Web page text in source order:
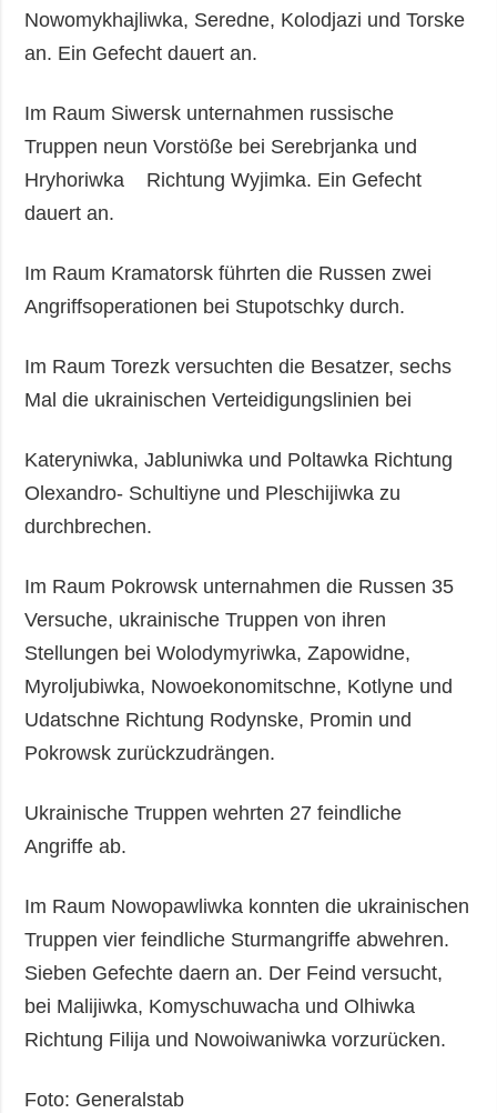
Nowomykhajliwka, Seredne, Kolodjazi und Torske
an. Ein Gefecht dauert an.
Im Raum Siwersk unternahmen russische
Truppen neun Vorstöße bei Serebrjanka und
Hryhoriwka Richtung Wyjimka. Ein Gefecht
dauert an.
Im Raum Kramatorsk führten die Russen zwei
Angriffsoperationen bei Stupotschky durch.
Im Raum Torezk versuchten die Besatzer, sechs
Mal die ukrainischen Verteidigungslinien bei
Kateryniwka, Jabluniwka und Poltawka Richtung
Olexandro- Schultiyne und Pleschijiwka zu
durchbrechen.
Im Raum Pokrowsk unternahmen die Russen 35
Versuche, ukrainische Truppen von ihren
Stellungen bei Wolodymyriwka, Zapowidne,
Myroljubiwka, Nowoekonomitschne, Kotlyne und
Udatschne Richtung Rodynske, Promin und
Pokrowsk zurückzudrängen.
Ukrainische Truppen wehrten 27 feindliche
Angriffe ab.
Im Raum Nowopawliwka konnten die ukrainischen
Truppen vier feindliche Sturmangriffe abwehren.
Sieben Gefechte daern an. Der Feind versucht,
bei Malijiwka, Komyschuwacha und Olhiwka
Richtung Filija und Nowoiwaniwka vorzurücken.
Foto: Generalstab